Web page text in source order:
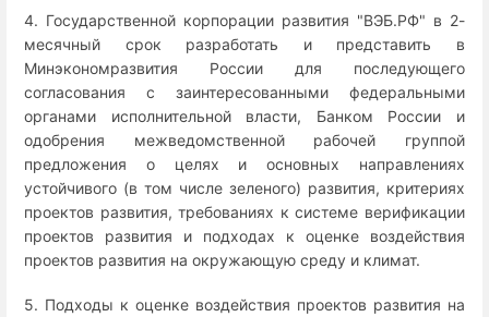
4. Государственной корпорации развития "ВЭБ.РФ" в 2-
месячный срок разработать и представить в
Минэкономразвития России для последующего
согласования с заинтересованными федеральными
органами исполнительной власти, Банком России и
одобрения межведомственной рабочей группой
предложения о целях и основных направлениях
устойчивого (в том числе зеленого) развития, критериях
проектов развития, требованиях к системе верификации
проектов развития и подходах к оценке воздействия
проектов развития на окружающую среду и климат.
5. Подходы к оценке воздействия проектов развития на